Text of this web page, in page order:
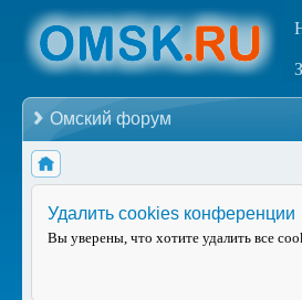
Омский форум
Удалить cookies конференции
Вы уверены, что хотите удалить все